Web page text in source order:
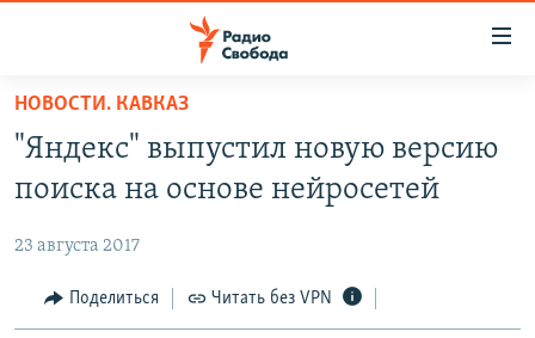
упрощенного
доступа
основному
Вернутся
ПРОГРАММЫ
ПОДКАСТЫ
ЦИТАТЫ СВОБОДЫ
МНЕНИЯ
НОВОСТИ. КАВКАЗ
"Яндекс" выпустил новую версию
поиска на основе нейросетей
23 августа 2017
Поделиться Читать без VPN